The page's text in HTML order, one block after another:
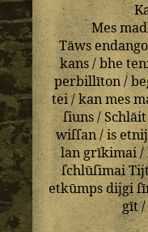
Mes
Tāws
kans/bhe
perbillīton/
tei/kanmes
ſiuns/Schlāit
wiſſan/is
langrīkimai/
ſchlūſimai
etkūmps dijgi
gīt